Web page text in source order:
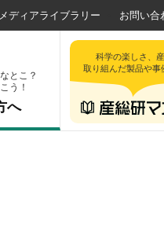
メディアライブラリー お問い合
とこ？
う！
へ
科学の楽しさ、
取り組んだ製品や事